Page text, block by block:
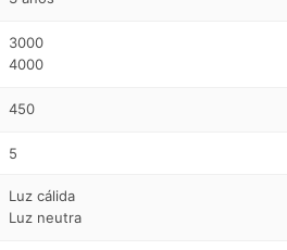
3000
4000
450
5
Luz cálida
Luz neutra